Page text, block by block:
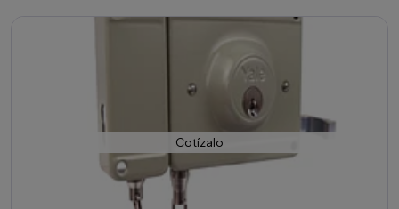
Cotízalo